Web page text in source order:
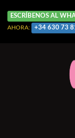
ESCRÍBENOS AL
AHORA:
+34 630 73